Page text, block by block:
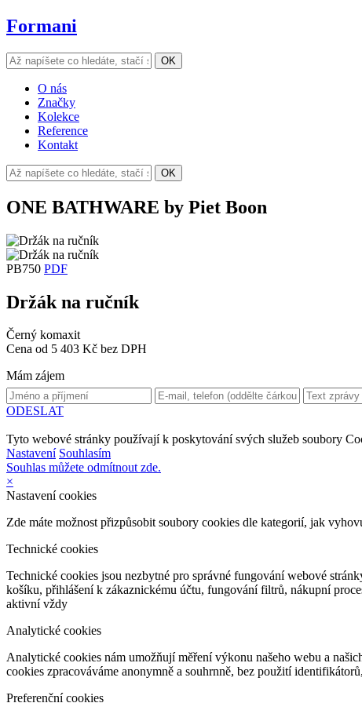
Formani
O nás
Značky
Kolekce
Reference
Kontakt
ONE BATHWARE by Piet Boon
PB750 PDF
Držák na ručník
Černý komaxit
Cena od 5 403 Kč bez DPH
Mám zájem
ODESLAT
Tyto webové stránky používají k poskytování svých služeb soubory
Nastavení Souhlasím
Souhlas můžete odmítnout zde.
×
Nastavení cookies
Zde máte možnost přizpůsobit soubory cookies dle kategorií, jak
Technické cookies
Technické cookies jsou nezbytné pro správné fungování webové
košíku, přihlášení k zákaznickému účtu, fungování filtrů, nákupní
aktivní vždy
Analytické cookies
Analytické cookies nám umožňují měření výkonu našeho webu a
cookies zpracováváme anonymně a souhrnně, bez použití
Preferenční cookies